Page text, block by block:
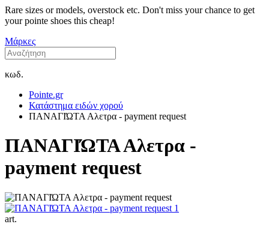
Rare sizes or models, overstock etc. Don't miss your chance to get
your pointe shoes this cheap!
Μάρκες
κωδ.
Pointe.gr
Κατάστημα ειδών χορού
ΠΑΝΑΓΙΏΤΑ Αλετρα - payment request
ΠΑΝΑΓΙΏΤΑ Αλετρα -
payment request
art.